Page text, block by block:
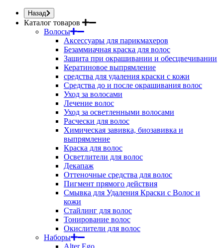
Назад
Каталог товаров
Волосы
Аксессуары для парикмахеров
Безаммиачная краска для волос
Защита при окрашивании и обесцвечивании
Кератиновое выпрямление
средства для удаления краски с кожи
Средства до и после окрашивания волос
Уход за волосами
Лечение волос
Уход за осветленными волосами
Расчески для волос
Химическая завивка, биозавивка и
выпрямление
Краска для волос
Осветлители для волос
Декапаж
Оттеночные средства для волос
Пигмент прямого действия
Смывка для Удаления Краски с Волос и
кожи
Стайлинг для волос
Тонирование волос
Окислители для волос
Наборы
Alter Ego